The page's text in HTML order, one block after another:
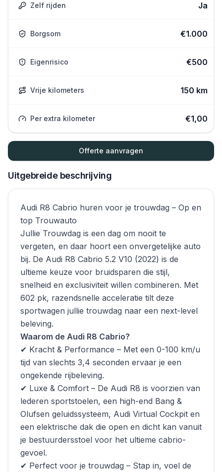
Zelf rijden Ja
Borgsom €1.000
Eigenrisico €500
Vrije kilometers 150 km
Per extra kilometer €1,00
Offerte aanvragen
Uitgebreide beschrijving
Audi R8 Cabrio huren voor je trouwdag – Op en
top Trouwauto
Jullie Trouwdag is een dag om nooit te
vergeten, en daar hoort een onvergetelijke auto
bij. De Audi R8 Cabrio 5.2 V10 (2022) is de
ultieme keuze voor bruidsparen die stijl,
snelheid en exclusiviteit willen combineren. Met
602 pk, razendsnelle acceleratie tilt deze
sportwagen jullie trouwdag naar een next-level
beleving.
Waarom de Audi R8 Cabrio?
✔ Kracht & Performance – Met een 0-100 km/u
tijd van slechts 3,4 seconden ervaar je een
ongekende rijbeleving.
✔ Luxe & Comfort – De Audi R8 is voorzien van
lederen sportstoelen, een high-end Bang &
Olufsen geluidssysteem, Audi Virtual Cockpit en
een elektrische dak die open en dicht kan vanuit
je bestuurdersstoel voor het ultieme cabrio-
gevoel.
✔ Perfect voor je trouwdag – Stap in, voel de